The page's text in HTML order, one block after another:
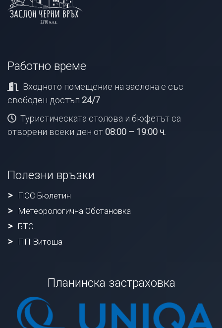
Работно време
Входното помещение на заслона е със
свободен достъп 24/7
Туристическата столова и бюфетът са
отворени всеки ден от08:00 – 19:00 ч.
Полезни връзки
ПСС Бюлетин
Метеорологична Обстановка
БТС
ПП Витоша
Планинска застраховка